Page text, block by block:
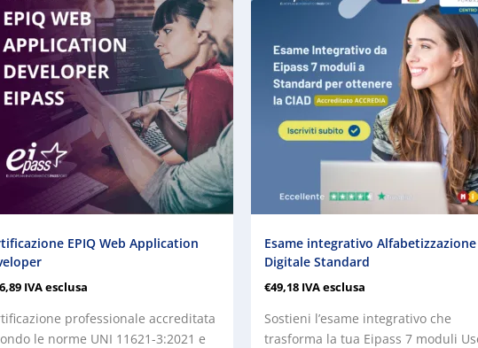
EPIQ Web Application
IVA esclusa
professionale accreditata
le norme UNI 11621-3:2021 e
Esame integrativo Alfabetizzazione
Digitale Standard
€49,18IVA esclusa
Sostieni l’esame integrativo che
trasforma la tua Eipass 7 moduli